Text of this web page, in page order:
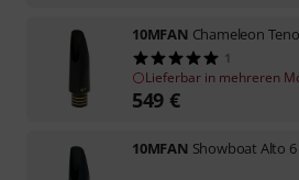
10MFAN Chameleon
1
Lieferbar in mehreren
549 €
10MFAN Showboat Alto 6